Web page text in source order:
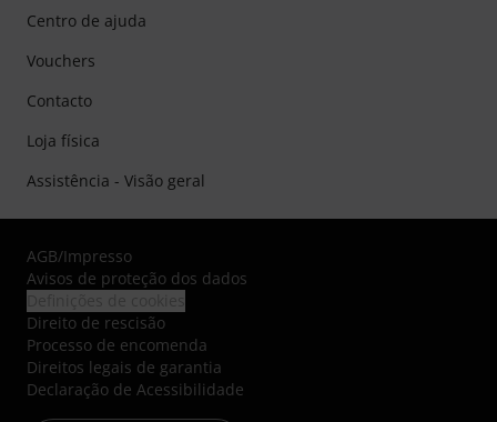
Centro de ajuda
Vouchers
Contacto
Loja física
Assistência - Visão geral
AGB/Impresso
Avisos de proteção dos dados
Direito de rescisão
Processo de encomenda
Direitos legais de garantia
Declaração de Acessibilidade